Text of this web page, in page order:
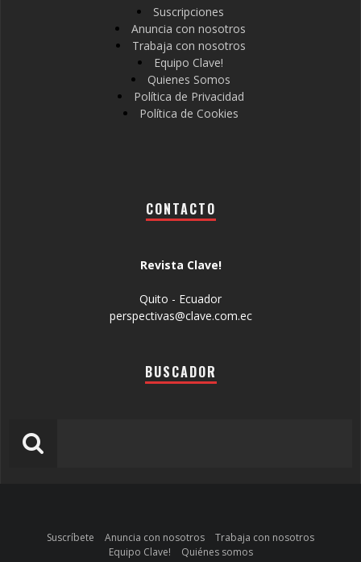
Suscripciones
Anuncia con nosotros
Trabaja con nosotros
Equipo Clave!
Quienes Somos
Política de Privacidad
Política de Cookies
CONTACTO
Revista Clave!
Quito - Ecuador
perspectivas@clave.com.ec
BUSCADOR
Suscríbete Anuncia con nosotros
Trabaja con nosotros
Equipo Clave!
Quiénes somos